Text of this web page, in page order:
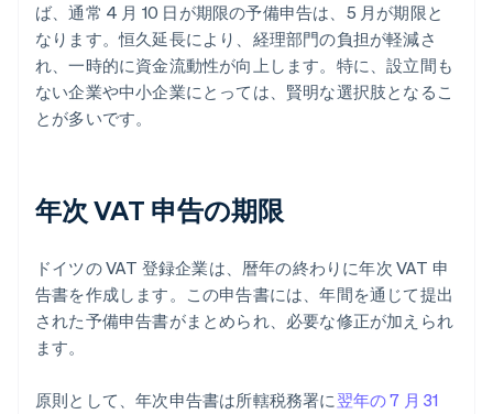
ば、通常 4 月 10 日が期限の予備申告は、5 月が期限と
なります。恒久延長により、経理部門の負担が軽減さ
れ、一時的に資金流動性が向上します。特に、設立間も
ない企業や中小企業にとっては、賢明な選択肢となるこ
とが多いです。
年次 VAT 申告の期限
ドイツの VAT 登録企業は、暦年の終わりに年次 VAT 申
告書を作成します。この申告書には、年間を通じて提出
された予備申告書がまとめられ、必要な修正が加えられ
ます。
原則として、年次申告書は所轄税務署に翌年の 7 月 31